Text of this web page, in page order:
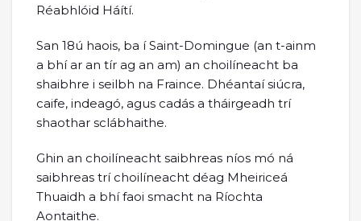
Réabhlóid Háítí.
San 18ú haois, ba í Saint-Domingue (an t-ainm
a bhí ar an tír ag an am) an choilíneacht ba
shaibhre i seilbh na Fraince. Dhéantaí siúcra,
caife, indeagó, agus cadás a tháirgeadh trí
shaothar sclábhaithe.
Ghin an choilíneacht saibhreas níos mó ná
saibhreas trí choilíneacht déag Mheiriceá
Thuaidh a bhí faoi smacht na Ríochta
Aontaithe.